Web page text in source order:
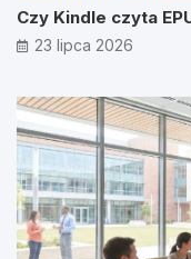
Czy Kindle czyta
23 lipca 2026